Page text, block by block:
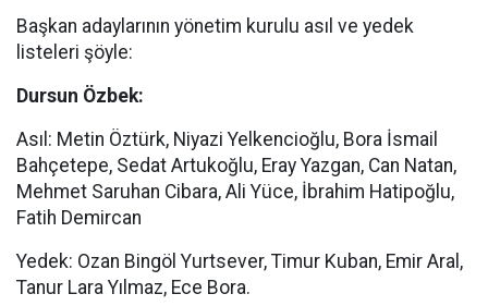
Başkan adaylarının yönetim kurulu asıl ve yedek
listeleri şöyle:
Dursun Özbek:
Asıl: Metin Öztürk, Niyazi Yelkencioğlu, Bora İsmail
Bahçetepe, Sedat Artukoğlu, Eray Yazgan, Can Natan,
Mehmet Saruhan Cibara, Ali Yüce, İbrahim Hatipoğlu,
Fatih Demircan
Yedek: Ozan Bingöl Yurtsever, Timur Kuban, Emir Aral,
Tanur Lara Yılmaz, Ece Bora.